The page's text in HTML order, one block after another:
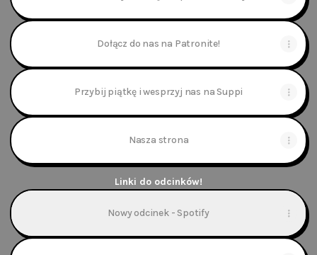
Dołącz do nas na Patronite!
Przybij piątkę i wesprzyj nas na Suppi
Nasza strona
Linki do odcinków!
Nowy odcinek - Spotify